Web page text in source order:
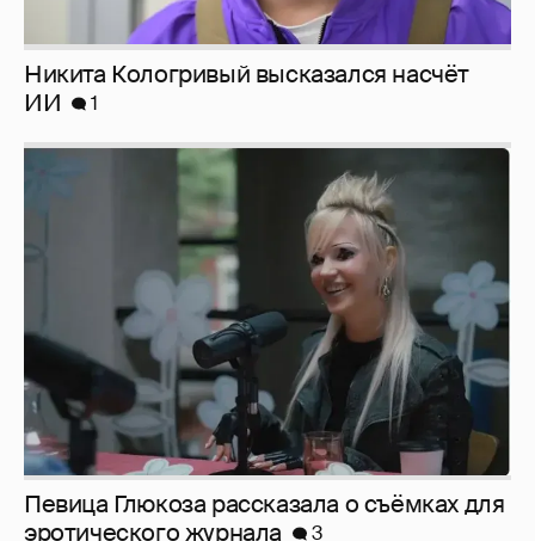
Певица Глюкоза рассказала о съёмках для
эротического журнала
3